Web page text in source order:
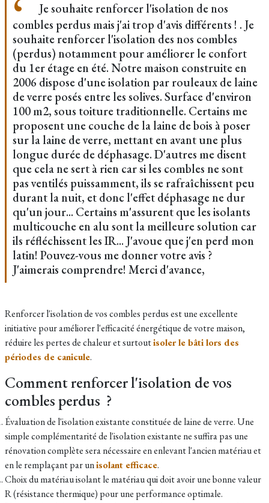
Je souhaite renforcer l'isolation de nos
combles perdus mais j'ai trop d'avis différents ! . ​Je
souhaite renforcer l'isolation des nos combles
(perdus) notamment pour améliorer le confort
du 1er étage en été. Notre maison construite en
2006 dispose d'une isolation par rouleaux de laine
de verre posés entre les solives. Surface d'environ
100 m2, sous toiture traditionnelle. Certains me
proposent une couche de la laine de bois à poser
sur la laine de verre, mettant en avant une plus
longue durée de déphasage. D'autres me disent
que cela ne sert à rien car si les combles ne sont
pas ventilés puissamment, ils se rafraîchissent peu
durant la nuit, et donc l'effet déphasage ne dur
qu'un jour... Certains m'assurent que les isolants
multicouche en alu sont la meilleure solution car
ils réfléchissent les IR... J'avoue que j'en perd mon
latin! Pouvez-vous me donner votre avis ?
J'aimerais comprendre! Merci d'avance,
Renforcer l'isolation de vos combles perdus est une excellente
initiative pour améliorer l'efficacité énergétique de votre maison,
réduire les pertes de chaleur et surtoutisoler le bâti lors des
périodes de canicule.
Comment renforcer l'isolation de vos
combles perdus ?
Évaluation de l'isolation existante constituée de laine de verre. Une
simple complémentarité de l'isolation existante ne suffira pas une
rénovation complète sera nécessaire en enlevant l'ancien matériau et
en le remplaçant par unisolant efficace.
Choix du matériau isolant le matériau qui doit avoir une bonne valeur
R (résistance thermique) pour une performance optimale.